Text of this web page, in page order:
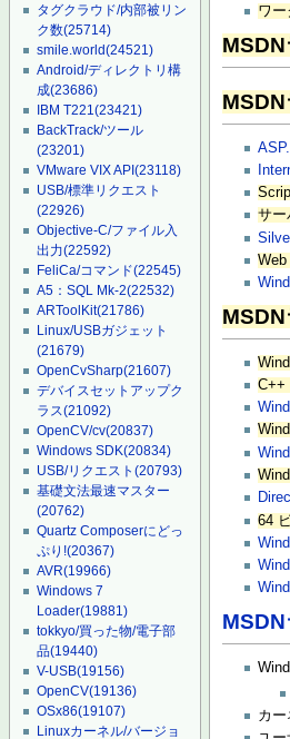
タグクラウド/内部被リン
ク数(25714)
smile.world(24521)
Android/ディレクトリ構
成(23686)
IBM T221(23421)
BackTrack/ツール
(23201)
VMware VIX API(23118)
USB/標準リクエスト
(22926)
Objective-C/ファイル入
出力(22592)
FeliCa/コマンド(22545)
A5：SQL Mk-2(22532)
ARToolKit(21786)
Linux/USBガジェット
(21679)
OpenCvSharp(21607)
デバイスセットアップク
ラス(21092)
OpenCV/cv(20837)
Windows SDK(20834)
USB/リクエスト(20793)
基礎文法最速マスター
(20762)
Quartz Composerにどっ
ぷり!(20367)
AVR(19966)
Windows 7
Loader(19881)
tokkyo/買った物/電子部
品(19440)
V-USB(19156)
OpenCV(19136)
OSx86(19107)
Linuxカーネル/バージョ
ワ
サー
C++
64
カ